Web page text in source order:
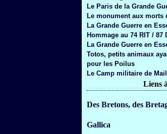
Le Paris de la Grande
Le monument aux morts
La Grande Guerre en
Hommage au 74 RIT / 87
La Grande Guerre en
Totos, petits animaux
pour les Poilus
Le Camp militaire de
Liens
Des Bretons, des
Gallica